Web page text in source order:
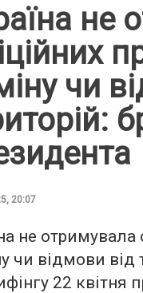
не
чи
20:07
не
чи відмови від
22 квітня